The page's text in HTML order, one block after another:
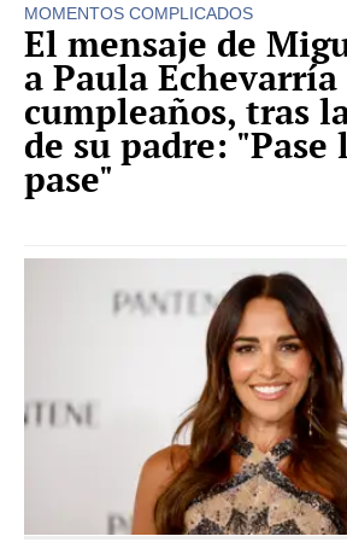
MOMENTOS COMPLICADOS
El mensaje de
a Paula
cumpleaños, tras
de su padre: "Pase
pase"